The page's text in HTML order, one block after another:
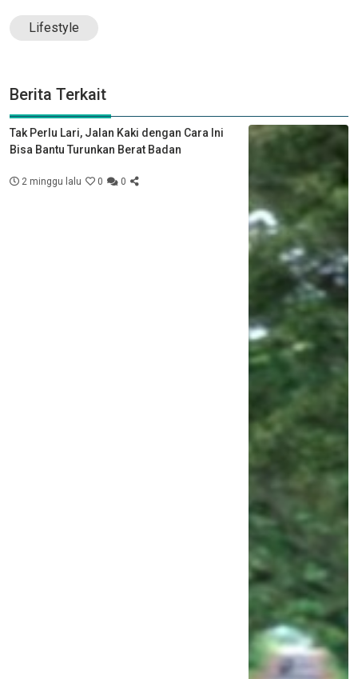
Lifestyle
Berita Terkait
Tak Perlu Lari, Jalan Kaki dengan Cara Ini
Bisa Bantu Turunkan Berat Badan
2 minggu lalu 0 0